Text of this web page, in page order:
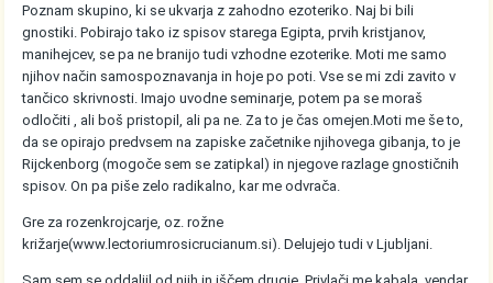
Poznam skupino, ki se ukvarja z zahodno ezoteriko. Naj bi bili
gnostiki. Pobirajo tako iz spisov starega Egipta, prvih kristjanov,
manihejcev, se pa ne branijo tudi vzhodne ezoterike. Moti me samo
njihov način samospoznavanja in hoje po poti. Vse se mi zdi zavito v
tančico skrivnosti. Imajo uvodne seminarje, potem pa se moraš
odločiti , ali boš pristopil, ali pa ne. Za to je čas omejen.Moti me še to,
da se opirajo predvsem na zapiske začetnike njihovega gibanja, to je
Rijckenborg (mogoče sem se zatipkal) in njegove razlage gnostičnih
spisov. On pa piše zelo radikalno, kar me odvrača.
Gre za rozenkrojcarje, oz. rožne
križarje(www.lectoriumrosicrucianum.si). Delujejo tudi v Ljubljani.